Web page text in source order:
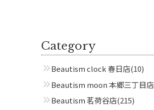
Category
Beautism clock 春日店(10)
Beautism moon 本郷三丁目店
Beautism 茗荷谷店(215)